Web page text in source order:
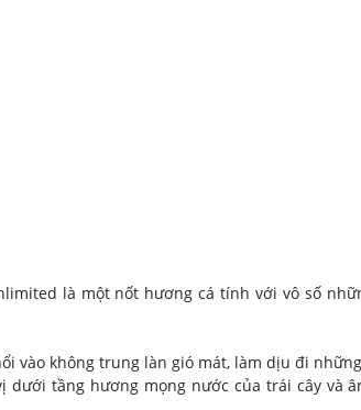
là một nốt hương cá tính với vô số
vào không trung làn gió mát, làm dịu đi
tầng hương mọng nước của trái cây và